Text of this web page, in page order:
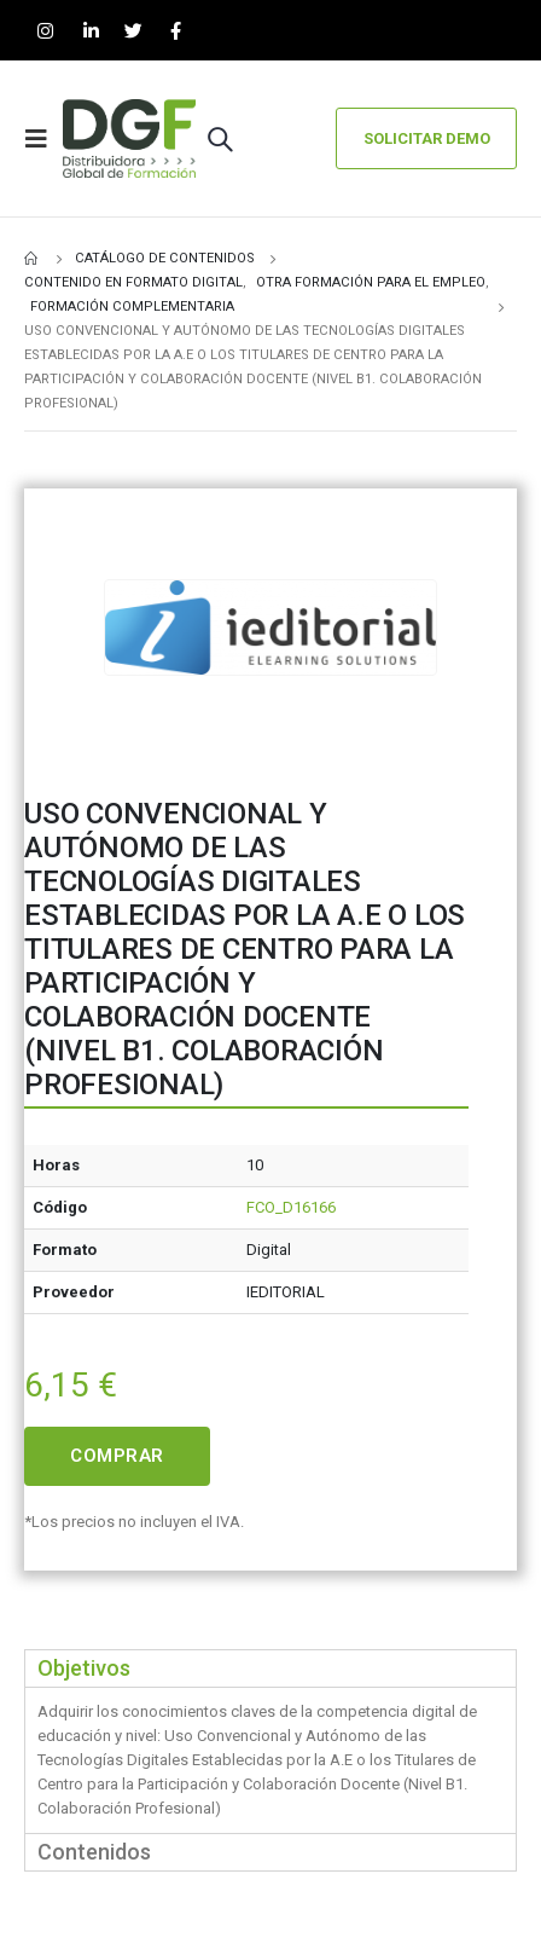
SOLICITAR DEMO
CATÁLOGO DE CONTENIDOS
CONTENIDO EN FORMATO DIGITAL, OTRA FORMACIÓN PARA EL EMPLEO,
FORMACIÓN COMPLEMENTARIA
USO CONVENCIONAL Y AUTÓNOMO DE LAS TECNOLOGÍAS DIGITALES
ESTABLECIDAS POR LA A.E O LOS TITULARES DE CENTRO PARA LA
PARTICIPACIÓN Y COLABORACIÓN DOCENTE (NIVEL B1. COLABORACIÓN
PROFESIONAL)
USO CONVENCIONAL Y
AUTÓNOMO DE LAS
TECNOLOGÍAS DIGITALES
ESTABLECIDAS POR LA A.E O LOS
TITULARES DE CENTRO PARA LA
PARTICIPACIÓN Y
COLABORACIÓN DOCENTE
(NIVEL B1. COLABORACIÓN
PROFESIONAL)
Horas 10
Código FCO_D16166
Formato Digital
Proveedor IEDITORIAL
6,15 €
COMPRAR
*Los precios no incluyen el IVA.
Objetivos
Adquirir los conocimientos claves de la competencia digital de
educación y nivel: Uso Convencional y Autónomo de las
Tecnologías Digitales Establecidas por la A.E o los Titulares de
Centro para la Participación y Colaboración Docente (Nivel B1.
Colaboración Profesional)
Contenidos